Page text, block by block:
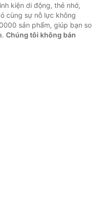
kiện di động, thẻ nhớ,
cùng sự nỗ lực không
sản phẩm, giúp bạn so
Chúng tôi không bán